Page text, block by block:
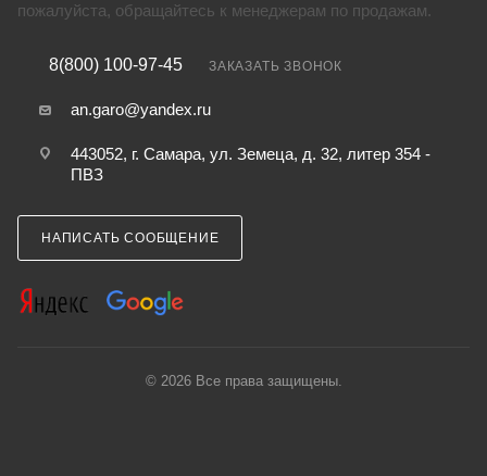
пожалуйста, обращайтесь к менеджерам по продажам.
8(800) 100-97-45 ЗАКАЗАТЬ ЗВОНОК
an.garo@yandex.ru
443052, г. Самара, ул. Земеца, д. 32, литер 354 -
ПВЗ
НАПИСАТЬ СООБЩЕНИЕ
© 2026 Все права защищены.